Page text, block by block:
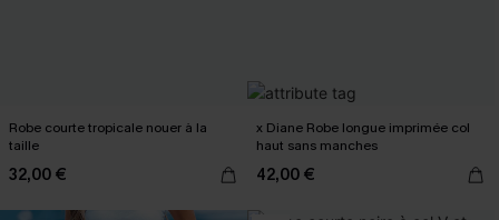
Robe courte tropicale nouer à la
taille
32,00 €
x Diane Robe longue imprimée col
haut sans manches
42,00 €